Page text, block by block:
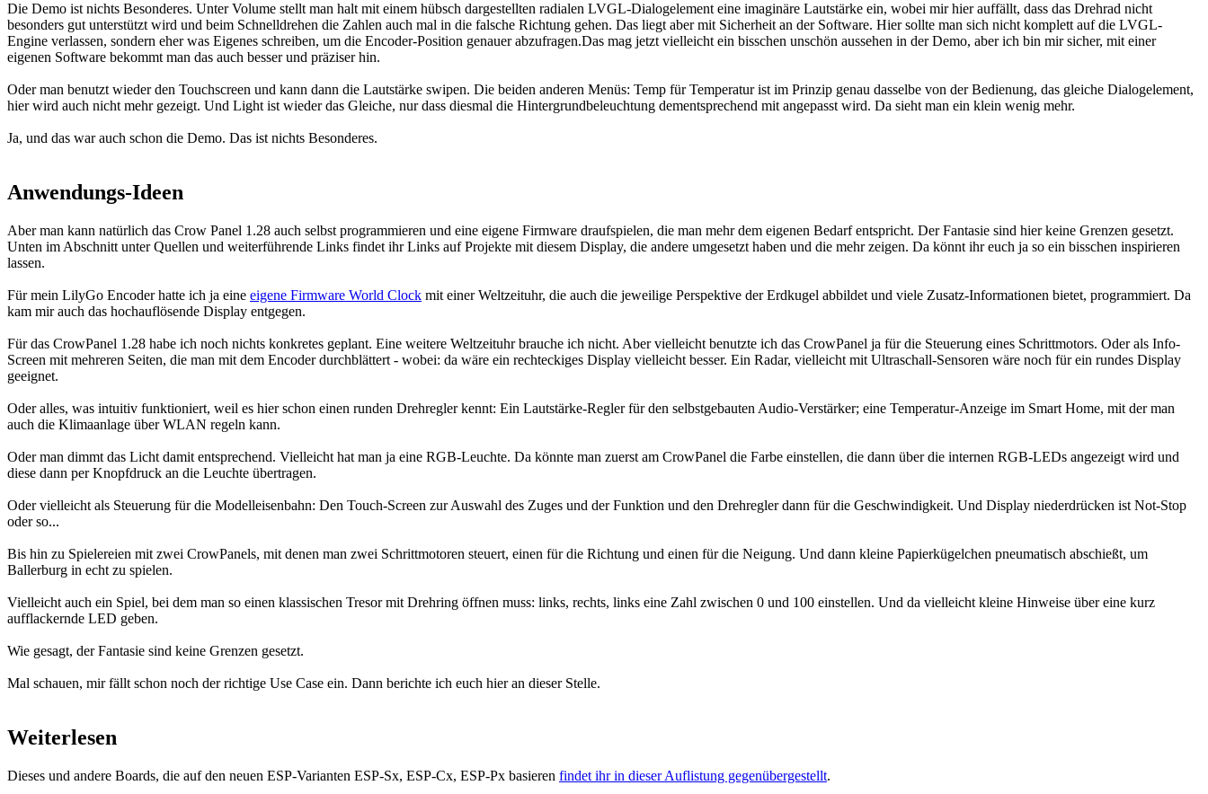
Die Demo ist nichts Besonderes. Unter Volume stellt man halt mit einem hübsch dargestellten radialen LVGL-Dialogelement eine imaginäre Lautstärke ein, wobei mir hier auffällt, dass das Drehrad nicht
besonders gut unterstützt wird und beim Schnelldrehen die Zahlen auch mal in die falsche Richtung gehen. Das liegt aber mit Sicherheit an der Software. Hier sollte man sich nicht komplett auf die LVGL-
Engine verlassen, sondern eher was Eigenes schreiben, um die Encoder-Position genauer abzufragen.Das mag jetzt vielleicht ein bisschen unschön aussehen in der Demo, aber ich bin mir sicher, mit einer
eigenen Software bekommt man das auch besser und präziser hin.
Oder man benutzt wieder den Touchscreen und kann dann die Lautstärke swipen. Die beiden anderen Menüs: Temp für Temperatur ist im Prinzip genau dasselbe von der Bedienung, das gleiche Dialogelement,
hier wird auch nicht mehr gezeigt. Und Light ist wieder das Gleiche, nur dass diesmal die Hintergrundbeleuchtung dementsprechend mit angepasst wird. Da sieht man ein klein wenig mehr.
Ja, und das war auch schon die Demo. Das ist nichts Besonderes.
Anwendungs-Ideen
Aber man kann natürlich das Crow Panel 1.28 auch selbst programmieren und eine eigene Firmware draufspielen, die man mehr dem eigenen Bedarf entspricht. Der Fantasie sind hier keine Grenzen gesetzt.
Unten im Abschnitt unter Quellen und weiterführende Links findet ihr Links auf Projekte mit diesem Display, die andere umgesetzt haben und die mehr zeigen. Da könnt ihr euch ja so ein bisschen inspirieren
lassen.
Für mein LilyGo Encoder hatte ich ja eine eigene Firmware World Clock mit einer Weltzeituhr, die auch die jeweilige Perspektive der Erdkugel abbildet und viele Zusatz-Informationen bietet, programmiert. Da
kam mir auch das hochauflösende Display entgegen.
Für das CrowPanel 1.28 habe ich noch nichts konkretes geplant. Eine weitere Weltzeituhr brauche ich nicht. Aber vielleicht benutzte ich das CrowPanel ja für die Steuerung eines Schrittmotors. Oder als Info-
Screen mit mehreren Seiten, die man mit dem Encoder durchblättert - wobei: da wäre ein rechteckiges Display vielleicht besser. Ein Radar, vielleicht mit Ultraschall-Sensoren wäre noch für ein rundes Display
geeignet.
Oder alles, was intuitiv funktioniert, weil es hier schon einen runden Drehregler kennt: Ein Lautstärke-Regler für den selbstgebauten Audio-Verstärker; eine Temperatur-Anzeige im Smart Home, mit der man
auch die Klimaanlage über WLAN regeln kann.
Oder man dimmt das Licht damit entsprechend. Vielleicht hat man ja eine RGB-Leuchte. Da könnte man zuerst am CrowPanel die Farbe einstellen, die dann über die internen RGB-LEDs angezeigt wird und
diese dann per Knopfdruck an die Leuchte übertragen.
Oder vielleicht als Steuerung für die Modelleisenbahn: Den Touch-Screen zur Auswahl des Zuges und der Funktion und den Drehregler dann für die Geschwindigkeit. Und Display niederdrücken ist Not-Stop
oder so...
Bis hin zu Spielereien mit zwei CrowPanels, mit denen man zwei Schrittmotoren steuert, einen für die Richtung und einen für die Neigung. Und dann kleine Papierkügelchen pneumatisch abschießt, um
Ballerburg in echt zu spielen.
Vielleicht auch ein Spiel, bei dem man so einen klassischen Tresor mit Drehring öffnen muss: links, rechts, links eine Zahl zwischen 0 und 100 einstellen. Und da vielleicht kleine Hinweise über eine kurz
aufflackernde LED geben.
Wie gesagt, der Fantasie sind keine Grenzen gesetzt.
Mal schauen, mir fällt schon noch der richtige Use Case ein. Dann berichte ich euch hier an dieser Stelle.
Weiterlesen
Dieses und andere Boards, die auf den neuen ESP-Varianten ESP-Sx, ESP-Cx, ESP-Px basieren findet ihr in dieser Auflistung gegenübergestellt.